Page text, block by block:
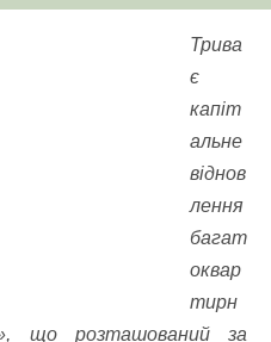
Трива
є
капіт
альне
віднов
лення
багат
оквар
тирн
що розташований за